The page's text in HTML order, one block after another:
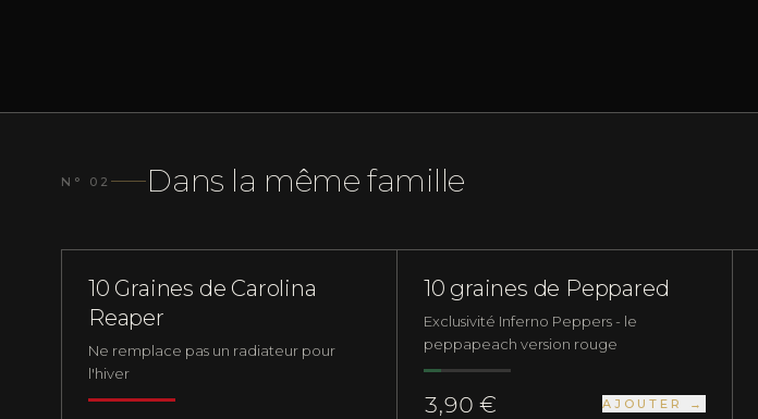
N° 02 Dans la même famille
10 Graines de Carolina
Reaper
Ne remplace pas un radiateur pour
l'hiver
10 graines de Peppared
Exclusivité Inferno Peppers - le
peppapeach version rouge
3,90 € AJOUTER →